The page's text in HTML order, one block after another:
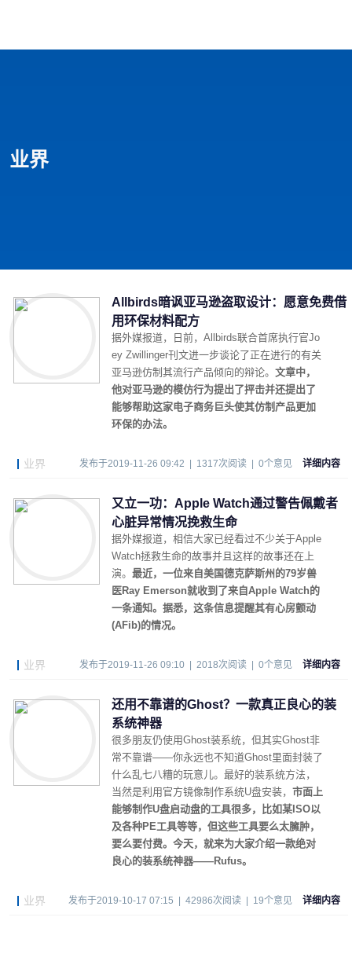
业界
Allbirds暗讽亚马逊盗取设计：愿意免费借
用环保材料配方
据外媒报道，日前，Allbirds联合首席执行官Jo
ey Zwillinger刊文进一步谈论了正在进行的有关
亚马逊仿制其流行产品倾向的辩论。 文章中，
他对亚马逊的模仿行为提出了抨击并还提出了
能够帮助这家电子商务巨头使其仿制产品更加
环保的办法。
业界 发布于2019-11-26 09:42 | 1317次阅读 | 0个意见 详细内容
又立一功：Apple Watch通过警告佩戴者
心脏异常情况挽救生命
据外媒报道，相信大家已经看过不少关于Apple
Watch拯救生命的故事并且这样的故事还在上
演。 最近，一位来自美国德克萨斯州的79岁兽
医Ray Emerson就收到了来自Apple Watch的
一条通知。据悉，这条信息提醒其有心房颤动
(AFib)的情况。
业界 发布于2019-11-26 09:10 | 2018次阅读 | 0个意见 详细内容
还用不靠谱的Ghost？一款真正良心的装
系统神器
很多朋友仍使用Ghost装系统，但其实Ghost非
常不靠谱——你永远也不知道Ghost里面封装了
什么乱七八糟的玩意儿。最好的装系统方法，
当然是利用官方镜像制作系统U盘安装， 市面上
能够制作U盘启动盘的工具很多，比如某ISO以
及各种PE工具等等，但这些工具要么太臃肿，
要么要付费。今天，就来为大家介绍一款绝对
良心的装系统神器——Rufus。
业界 发布于2019-10-17 07:15 | 42986次阅读 | 19个意见 详细内容